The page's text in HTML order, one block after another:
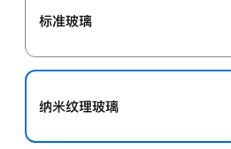
标准玻璃
纳米纹理玻璃